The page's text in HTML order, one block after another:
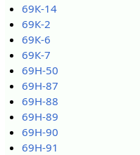
69К-14
69К-2
69К-6
69К-7
69Н-50
69Н-87
69Н-88
69Н-89
69Н-90
69Н-91